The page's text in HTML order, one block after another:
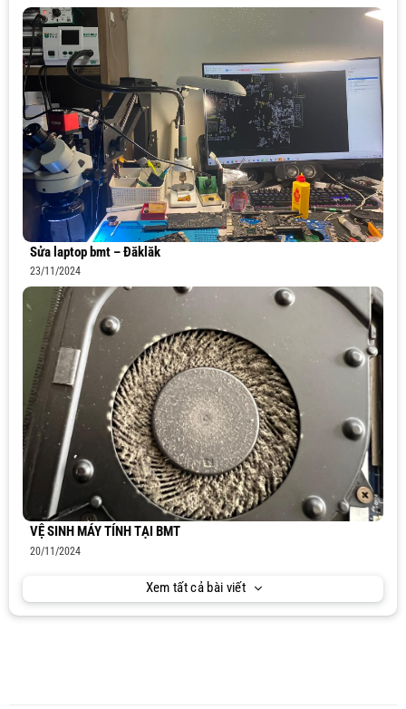
Sửa laptop bmt – Đăklăk
23/11/2024
VỆ SINH MÁY TÍNH TẠI BMT
20/11/2024
Xem tất cả bài viết